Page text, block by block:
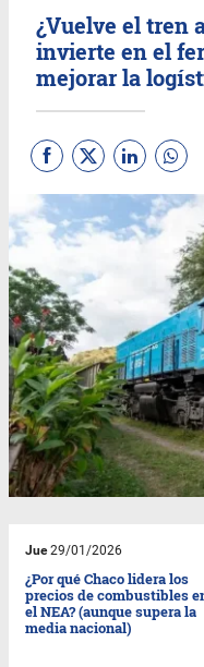
¿Vuelve el tren
invierte en el
mejorar la
Jue29/01/2026
¿Por qué Chaco lidera los
precios de combustibles
el NEA? (aunque supera la
media nacional)